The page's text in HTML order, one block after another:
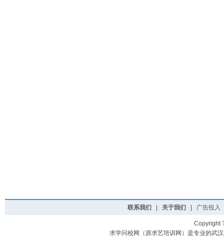
联系我们 关于我们 广告投入
Copyright
求学问校网（原求艺培训网）是专业的武